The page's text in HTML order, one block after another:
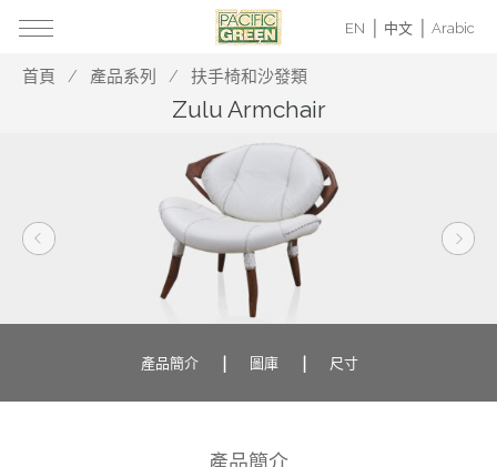
EN 中文 Arabic
首頁 產品系列 扶手椅和沙發類
Zulu Armchair
產品簡介 圖庫 尺寸